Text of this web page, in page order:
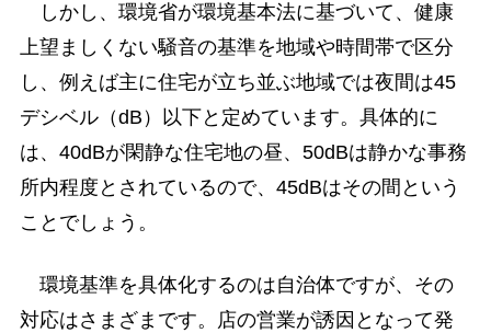
しかし、環境省が環境基本法に基づいて、健康
上望ましくない騒音の基準を地域や時間帯で区分
し、例えば主に住宅が立ち並ぶ地域では夜間は45
デシベル（dB）以下と定めています。具体的に
は、40dBが閑静な住宅地の昼、50dBは静かな事務
所内程度とされているので、45dBはその間という
ことでしょう。
環境基準を具体化するのは自治体ですが、その
対応はさまざまです。店の営業が誘因となって発